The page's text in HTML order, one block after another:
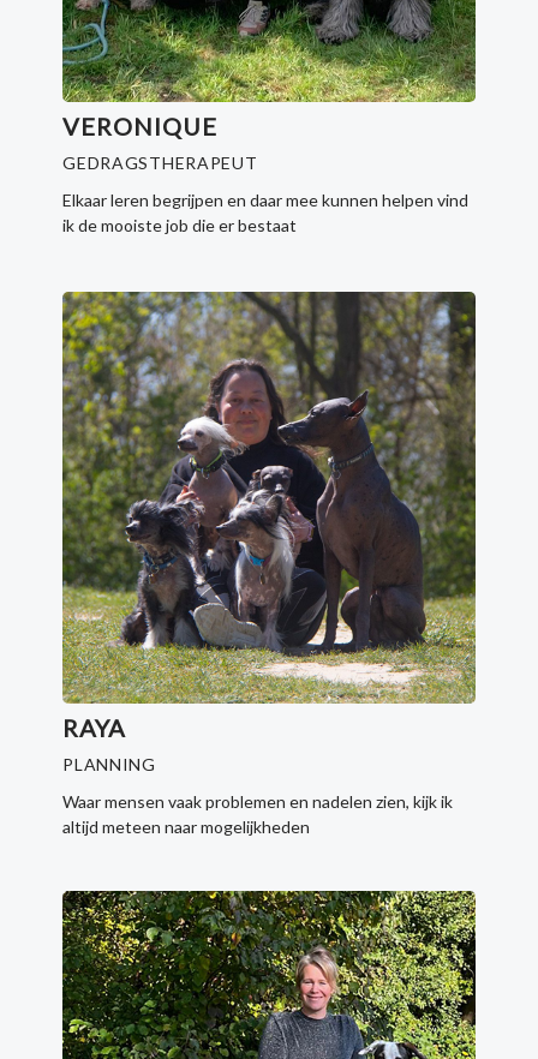
VERONIQUE
GEDRAGSTHERAPEUT
Elkaar leren begrijpen en daar mee kunnen helpen vind
ik de mooiste job die er bestaat
RAYA
PLANNING
Waar mensen vaak problemen en nadelen zien, kijk ik
altijd meteen naar mogelijkheden